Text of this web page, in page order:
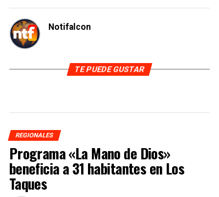
Notifalcon
TE PUEDE GUSTAR
REGIONALES
Programa «La Mano de Dios»
beneficia a 31 habitantes en Los
Taques